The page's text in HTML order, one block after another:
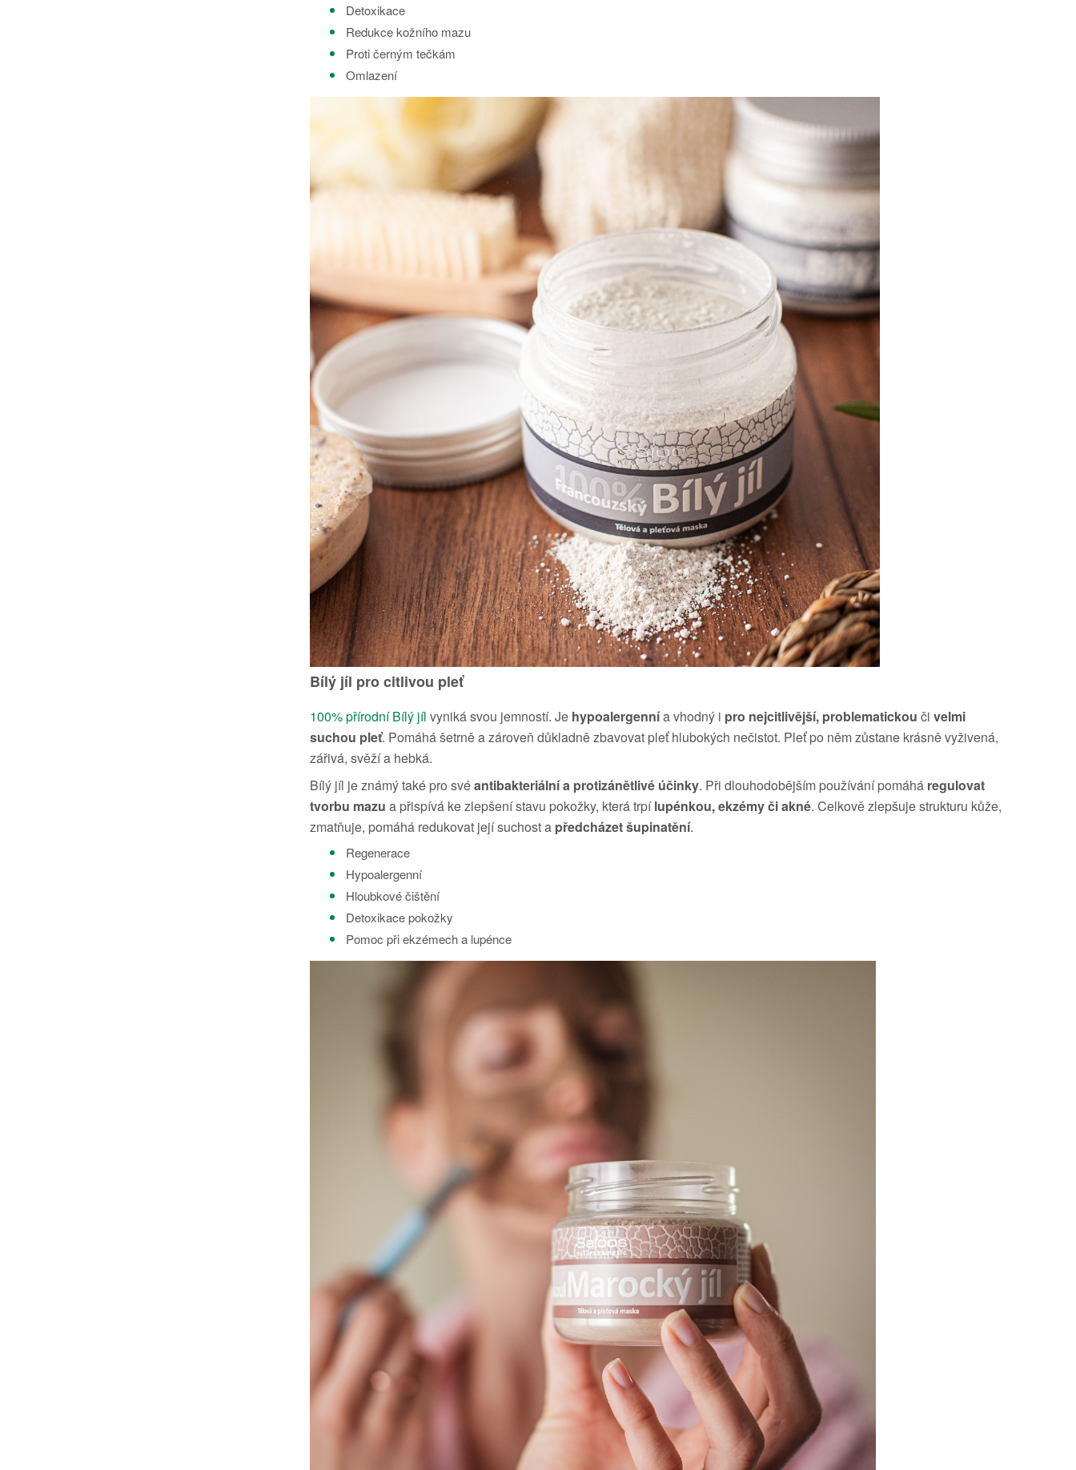
Detoxikace
Redukce kožního mazu
Proti černým tečkám
Omlazení
Bílý jíl pro citlivou pleť
100% přírodní Bílý jíl vyniká svou jemností. Je hypoalergennía vhodný i pro nejcitlivější, problematickou či velmi
suchou pleť. Pomáhá šetrně a zároveň důkladně zbavovat pleť hlubokých nečistot. Pleť po něm zůstane krásně vyživená,
zářivá, svěží a hebká.
Bílý jíl je známý také pro svéantibakteriální a protizánětlivé účinky. Při dlouhodobějším používání pomáhá regulovat
tvorbu mazu a přispívá ke zlepšení stavu pokožky, která trpílupénkou, ekzémy či akné. Celkově zlepšuje strukturu kůže,
zmatňuje, pomáhá redukovat její suchost a předcházet šupinatění.
Regenerace
Hypoalergenní
Hloubkové čištění
Detoxikace pokožky
Pomoc při ekzémech a lupénce